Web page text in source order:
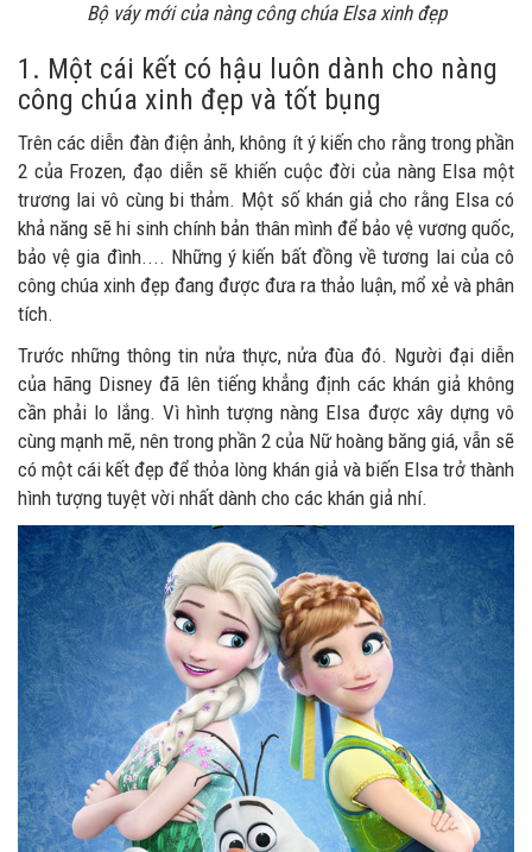
Bộ váy mới của nàng công chúa Elsa xinh đẹp
1. Một cái kết có hậu luôn dành cho nàng
công chúa xinh đẹp và tốt bụng
Trên các diễn đàn điện ảnh, không ít ý kiến cho rằng trong phần
2 của Frozen, đạo diễn sẽ khiến cuộc đời của nàng Elsa một
trương lai vô cùng bi thảm. Một số khán giả cho rằng Elsa có
khả năng sẽ hi sinh chính bản thân mình để bảo vệ vương quốc,
bảo vệ gia đình.... Những ý kiến bất đồng về tương lai của cô
công chúa xinh đẹp đang được đưa ra thảo luận, mổ xẻ và phân
tích.
Trước những thông tin nửa thực, nửa đùa đó. Người đại diễn
của hãng Disney đã lên tiếng khẳng định các khán giả không
cần phải lo lắng. Vì hình tượng nàng Elsa được xây dựng vô
cùng mạnh mẽ, nên trong phần 2 của Nữ hoàng băng giá, vẫn sẽ
có một cái kết đẹp để thỏa lòng khán giả và biến Elsa trở thành
hình tượng tuyệt vời nhất dành cho các khán giả nhí.